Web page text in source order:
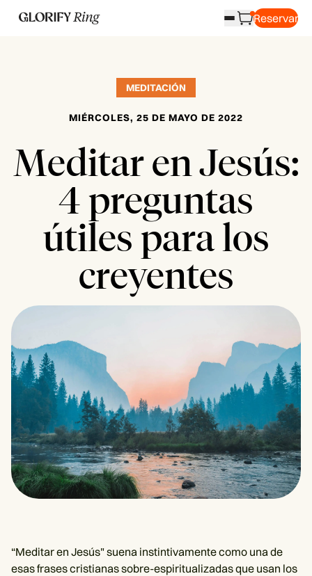
Reservar
MEDITACIÓN
MIÉRCOLES, 25 DE MAYO DE 2022
Meditar en Jesús:
4 preguntas
útiles para los
creyentes
“Meditar en Jesús" suena instintivamente como una de
esas frases cristianas sobre-espiritualizadas que usan los